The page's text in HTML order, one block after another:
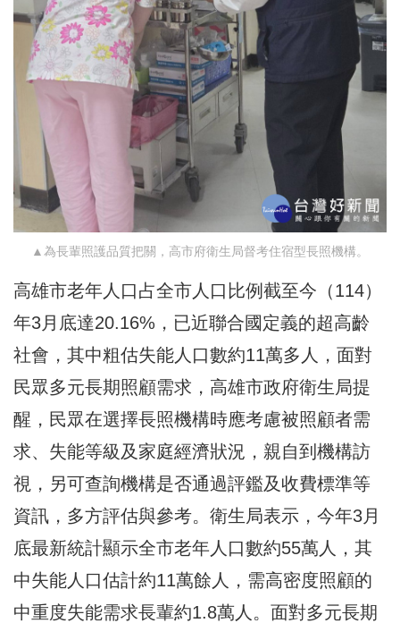
▲為長輩照護品質把關，高市府衛生局督考住宿型長照機構。
高雄市老年人口占全市人口比例截至今（114）
年3月底達20.16%，已近聯合國定義的超高齡
社會，其中粗估失能人口數約11萬多人，面對
民眾多元長期照顧需求，高雄市政府衛生局提
醒，民眾在選擇長照機構時應考慮被照顧者需
求、失能等級及家庭經濟狀況，親自到機構訪
視，另可查詢機構是否通過評鑑及收費標準等
資訊，多方評估與參考。衛生局表示，今年3月
底最新統計顯示全市老年人口數約55萬人，其
中失能人口估計約11萬餘人，需高密度照顧的
中重度失能需求長輩約1.8萬人。面對多元長期